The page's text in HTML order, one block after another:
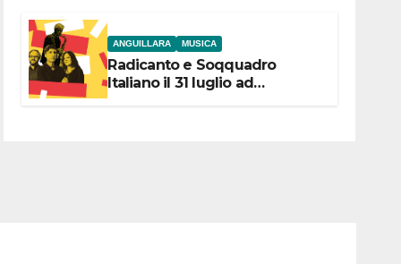
ANGUILLARA MUSICA
Radicanto e Soqquadro
Italiano il 31 luglio ad